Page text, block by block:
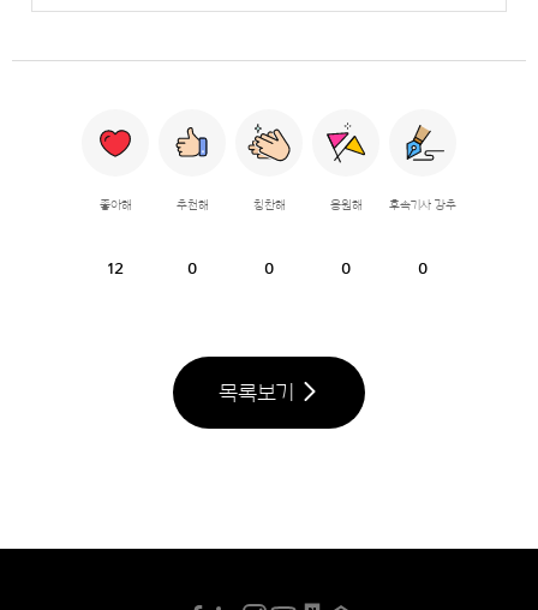
좋아해
12
추천해
0
칭찬해
0
응원해
0
후속기사 강추
0
목록보기